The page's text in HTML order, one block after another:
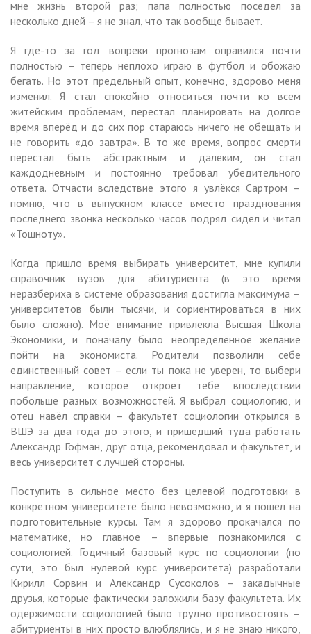
мне жизнь второй раз; папа полностью поседел за
несколько дней – я не знал, что так вообще бывает.
Я где-то за год вопреки прогнозам оправился почти
полностью – теперь неплохо играю в футбол и обожаю
бегать. Но этот предельный опыт, конечно, здорово меня
изменил. Я стал спокойно относиться почти ко всем
житейским проблемам, перестал планировать на долгое
время вперёд и до сих пор стараюсь ничего не обещать и
не говорить «до завтра». В то же время, вопрос смерти
перестал быть абстрактным и далеким, он стал
каждодневным и постоянно требовал убедительного
ответа. Отчасти вследствие этого я увлёкся Сартром –
помню, что в выпускном классе вместо празднования
последнего звонка несколько часов подряд сидел и читал
«Тошноту».
Когда пришло время выбирать университет, мне купили
справочник вузов для абитуриента (в это время
неразбериха в системе образования достигла максимума –
университетов были тысячи, и сориентироваться в них
было сложно). Моё внимание привлекла Высшая Школа
Экономики, и поначалу было неопределённое желание
пойти на экономиста. Родители позволили себе
единственный совет – если ты пока не уверен, то выбери
направление, которое откроет тебе впоследствии
побольше разных возможностей. Я выбрал социологию, и
отец навёл справки – факультет социологии открылся в
ВШЭ за два года до этого, и пришедший туда работать
Александр Гофман, друг отца, рекомендовал и факультет, и
весь университет с лучшей стороны.
Поступить в сильное место без целевой подготовки в
конкретном университете было невозможно, и я пошёл на
подготовительные курсы. Там я здорово прокачался по
математике, но главное – впервые познакомился с
социологией. Годичный базовый курс по социологии (по
сути, это был нулевой курс университета) разработали
Кирилл Сорвин и Александр Сусоколов – закадычные
друзья, которые фактически заложили базу факультета. Их
одержимости социологией было трудно противостоять –
абитуриенты в них просто влюблялись, и я не знаю никого,